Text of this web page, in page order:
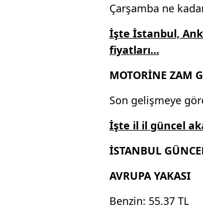
Çarşamba ne
İşte İstanbul,
fiyatları...
MOTORİNE ZAM
Son gelişmeye
İşte il il güncel
İSTANBUL
AVRUPA YAKASI
Benzin: 55.37 TL